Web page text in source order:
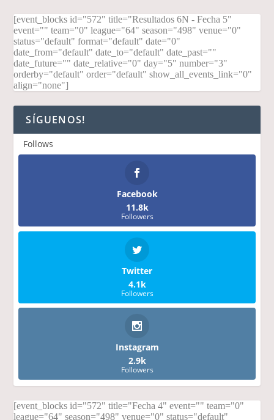
[event_blocks id="572" title="Resultados 6N - Fecha 5"
event="" team="0" league="64" season="498" venue="0"
status="default" format="default" date="0"
date_from="default" date_to="default" date_past=""
date_future="" date_relative="0" day="5" number="3"
orderby="default" order="default" show_all_events_link="0"
align="none"]
SÍGUENOS!
Follows
Facebook
11.8k
Followers
Twitter
4.1k
Followers
Instagram
2.9k
Followers
[event_blocks id="572" title="Fecha 4" event="" team="0"
league="64" season="498" venue="0" status="default"